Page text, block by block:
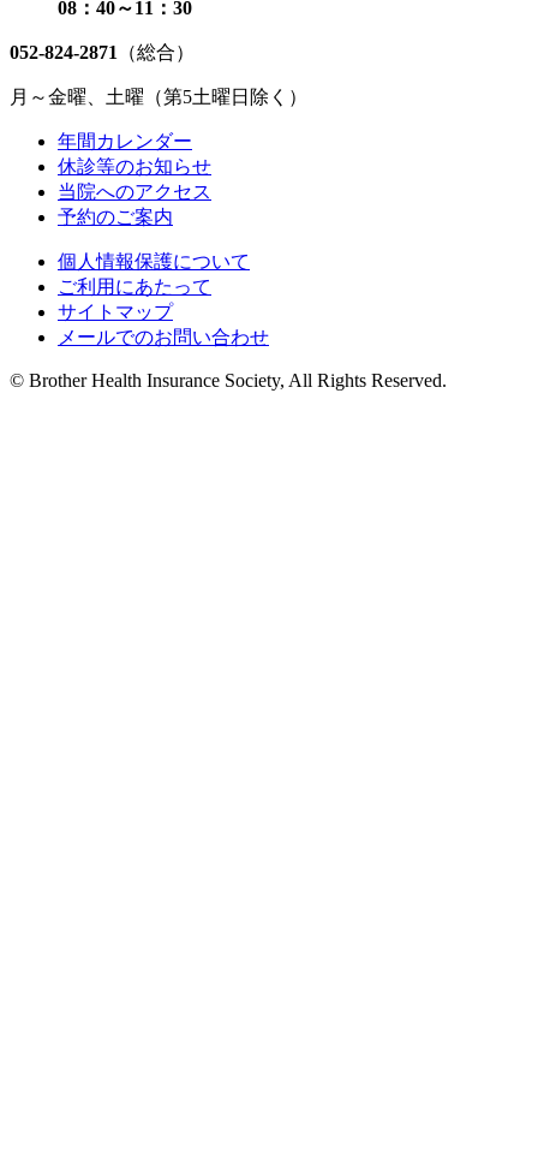
08：40～11：30
052-824-2871 （総合）
月～金曜、土曜（第5土曜日除く）
年間カレンダー
休診等のお知らせ
当院へのアクセス
予約のご案内
個人情報保護について
ご利用にあたって
サイトマップ
メールでのお問い合わせ
© Brother Health Insurance Society, All Rights Reserved.